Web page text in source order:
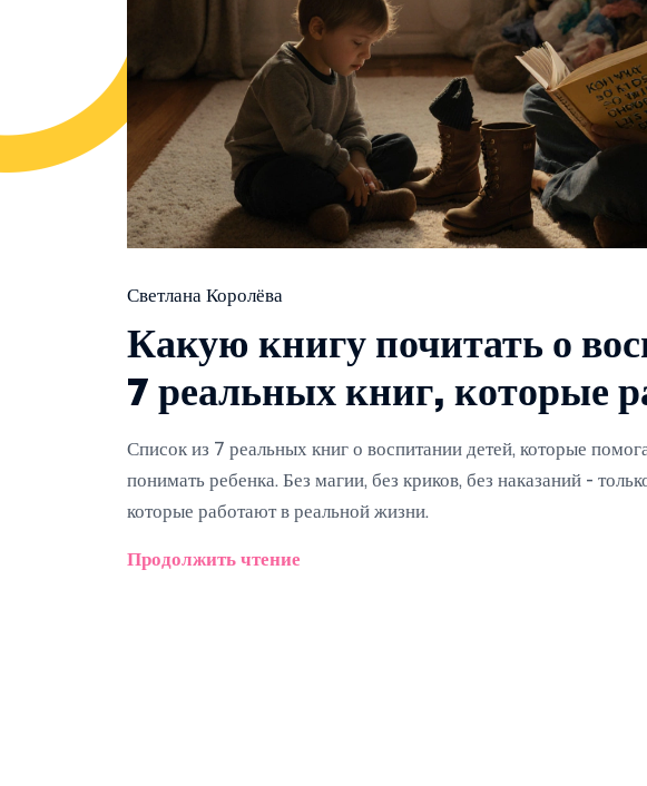
Светлана Королёва
Какую книгу почитать о
7 реальных книг, которые
Список из 7 реальных книг о воспитании детей, которые
понимать ребенка. Без магии, без криков, без наказаний -
которые работают в реальной жизни.
Продолжить чтение